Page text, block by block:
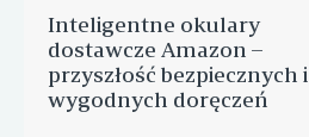
Inteligentne okulary
dostawcze Amazon –
przyszłość bezpiecznych i
wygodnych doręczeń